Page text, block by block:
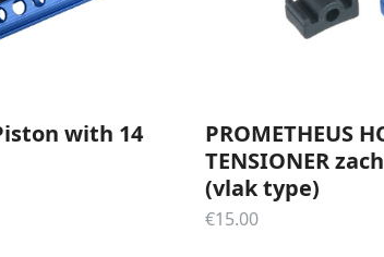
with 14
PROMETHEUS
TENSIONER
(vlak type)
€15.00